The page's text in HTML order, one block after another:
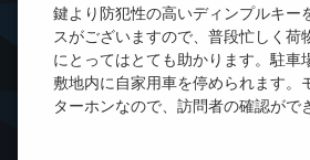
鍵より防犯性の高いディンプルキー
スがございますので、普段忙しく荷
にとってはとても助かります。駐車
敷地内に自家用車を停められます。
ターホンなので、訪問者の確認がで